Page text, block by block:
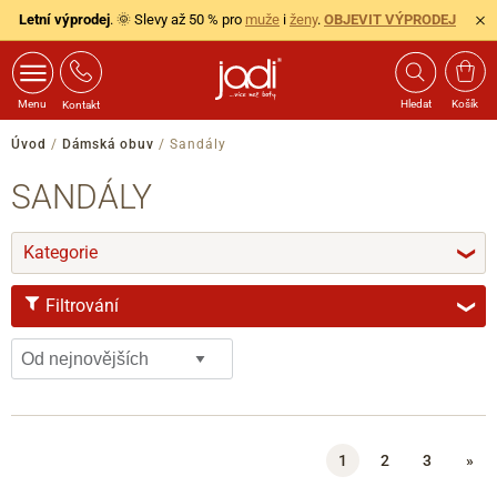
Letní výprodej. 🌞 Slevy až 50 % pro muže i ženy. OBJEVIT VÝPRODEJ
Menu Kontakt Hledat Košík
Úvod / Dámská obuv / Sandály
SANDÁLY
Kategorie ❯
Filtrování ❯
VELIKOST
1 2 3 »